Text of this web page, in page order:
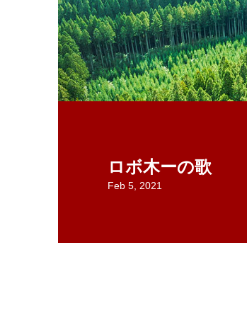
ロボ木ーの歌
Feb 5, 2021